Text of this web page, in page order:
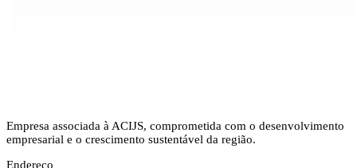
Empresa associada à ACIJS, comprometida com o desenvolvimento
empresarial e o crescimento sustentável da região.
Endereço